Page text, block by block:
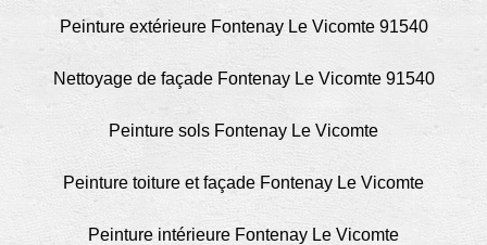
Peinture extérieure Fontenay Le Vicomte 91540
Nettoyage de façade Fontenay Le Vicomte 91540
Peinture sols Fontenay Le Vicomte
Peinture toiture et façade Fontenay Le Vicomte
Peinture intérieure Fontenay Le Vicomte